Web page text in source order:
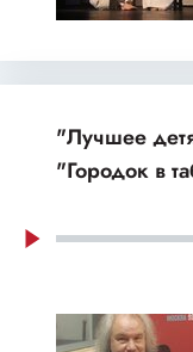
"Лучшее
"Городок в